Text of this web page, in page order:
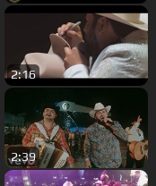
2:16
2:39